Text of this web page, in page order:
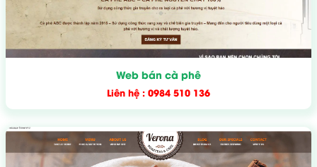
Web bán cà phê
Liên hệ : 0984 510 136